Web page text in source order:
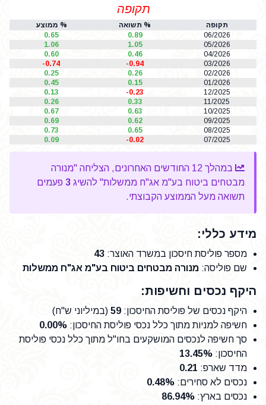
תקופה
תקופה % תשואה
% ממוצע
06/2026
0.89
0.65
05/2026
1.05
1.06
04/2026
0.46
0.60
03/2026
-0.94
-0.74
02/2026
0.26
0.25
01/2026
0.15
0.45
12/2025
-0.23
0.13
11/2025
0.33
0.26
10/2025
0.63
0.67
09/2025
0.62
0.69
08/2025
0.65
0.73
07/2025
-0.02
0.09
במהלך 12 החודשים האחרונים, הצליחה "מנורה
מבטחים ביטוח בע"מ אג"ח ממשלות" להשיג 3 פעמים
תשואה מעל הממוצע הקבוצתי.
מידע כללי:
מספר פוליסת חיסכון במשרד האוצר:
43
שם פוליסה: מנורה מבטחים ביטוח בע"מ אג"ח ממשלות
היקף נכסים וחשיפות:
היקף נכסים של פוליסת החיסכון:
59 (במיליוני ש"ח)
חשיפה למניות מתוך כלל נכסי פוליסת החיסכון:
0.00%
סך חשיפה לנכסים המושקעים בחו"ל מתוך כלל נכסי פוליסת
החיסכון:
13.45%
מדד שארפ:
0.21
נכסים לא סחירים:
0.48%
נכסים בארץ:
86.94%